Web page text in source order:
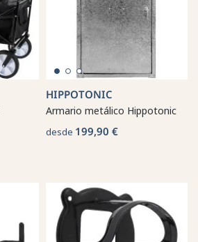
HIPPOTONIC
Armario metálico Hippotonic
desde 199,90 €